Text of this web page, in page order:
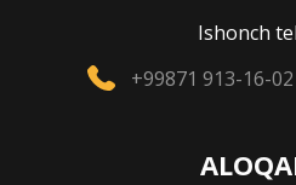
Ishonch
+99871 913-16-02